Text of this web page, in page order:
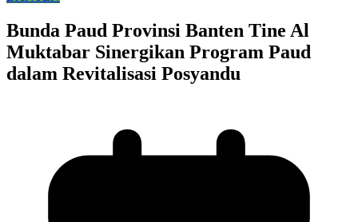
Bunda Paud Provinsi Banten Tine Al
Muktabar Sinergikan Program Paud
dalam Revitalisasi Posyandu